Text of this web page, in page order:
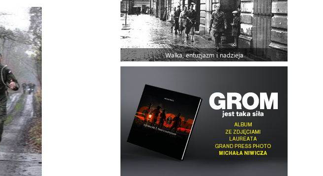
Walka, entuzjazm i nadzieja